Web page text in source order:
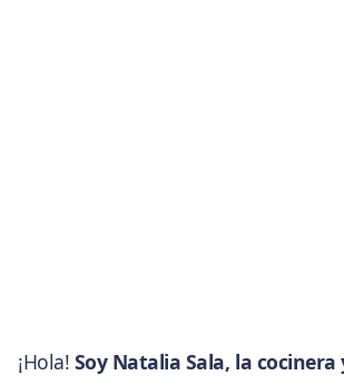
¡Hola! Soy Natalia Sala, la